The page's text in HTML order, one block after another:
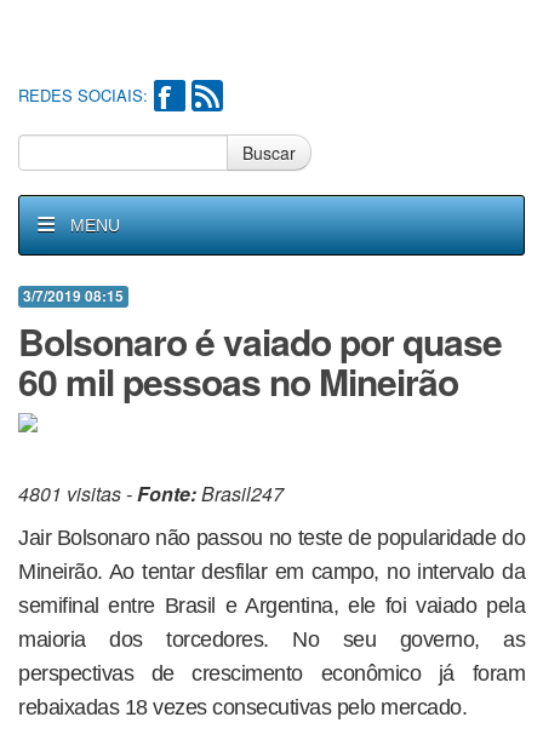
REDES SOCIAIS:
Buscar
MENU
3/7/2019 08:15
Bolsonaro é vaiado por quase
60 mil pessoas no Mineirão
4801 visitas -Fonte:Brasil247
Jair Bolsonaro não passou no teste de popularidade do
Mineirão. Ao tentar desfilar em campo, no intervalo da
semifinal entre Brasil e Argentina, ele foi vaiado pela
maioria dos torcedores. No seu governo, as
perspectivas de crescimento econômico já foram
rebaixadas 18 vezes consecutivas pelo mercado.